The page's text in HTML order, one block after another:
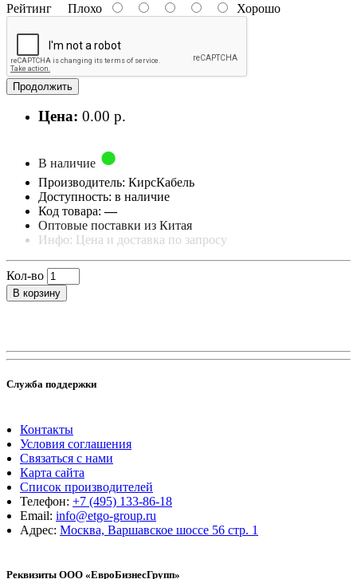
Рейтинг Плохо Хорошо
Продолжить
Цена: 0.00 р.
В наличие
Производитель: КирсКабель
Доступность: в наличие
Код товара:—
Оптовые поставки из Китая
Инфо: Цена и доставка по запросу
Кол-во
В корзину
Служба поддержки
Контакты
Условия соглашения
Связаться с нами
Карта сайта
Список производителей
Телефон: +7 (495) 133-86-18
Email: info@etgo-group.ru
Адрес: Москва, Варшавское шоссе 56 стр. 1
Реквизиты ООО «ЕвроБизнесГрупп»